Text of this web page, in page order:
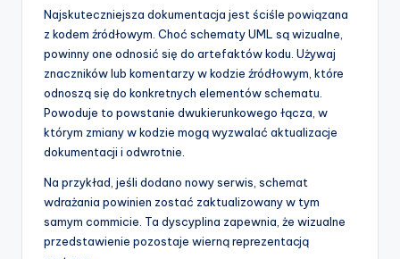
Najskuteczniejsza dokumentacja jest ściśle powiązana
z kodem źródłowym. Choć schematy UML są wizualne,
powinny one odnosić się do artefaktów kodu. Używaj
znaczników lub komentarzy w kodzie źródłowym, które
odnoszą się do konkretnych elementów schematu.
Powoduje to powstanie dwukierunkowego łącza, w
którym zmiany w kodzie mogą wyzwalać aktualizacje
dokumentacji i odwrotnie.
Na przykład, jeśli dodano nowy serwis, schemat
wdrażania powinien zostać zaktualizowany w tym
samym commicie. Ta dyscyplina zapewnia, że wizualne
przedstawienie pozostaje wierną reprezentacją